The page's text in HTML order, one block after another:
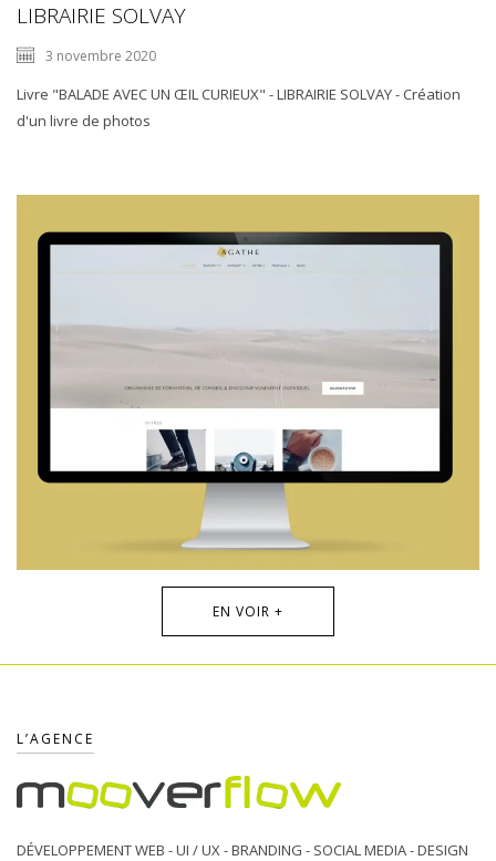
LIBRAIRIE SOLVAY
3 novembre 2020
Livre "BALADE AVEC UN ŒIL CURIEUX" - LIBRAIRIE SOLVAY - Création
d'un livre de photos
AGATHE // Site internet
16 janvier 2020
EN VOIR +
L’AGENCE
DÉVELOPPEMENT WEB - UI / UX - BRANDING - SOCIAL MEDIA - DESIGN